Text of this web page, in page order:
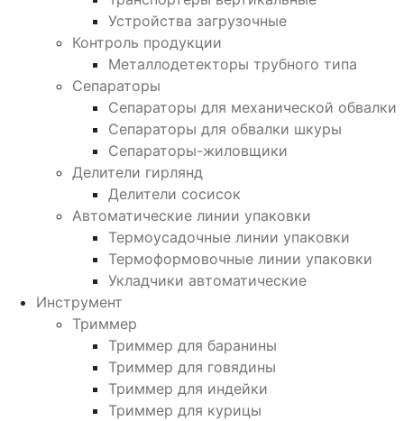
Устройства загрузочные
Контроль продукции
Металлодетекторы трубного типа
Сепараторы
Сепараторы для механической обвалки
Сепараторы для обвалки шкуры
Сепараторы-жиловщики
Делители гирлянд
Делители сосисок
Автоматические линии упаковки
Термоусадочные линии упаковки
Термоформовочные линии упаковки
Укладчики автоматические
Инструмент
Триммер
Триммер для баранины
Триммер для говядины
Триммер для индейки
Триммер для курицы